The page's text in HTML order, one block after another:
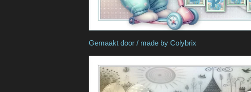
Gemaakt door / made by